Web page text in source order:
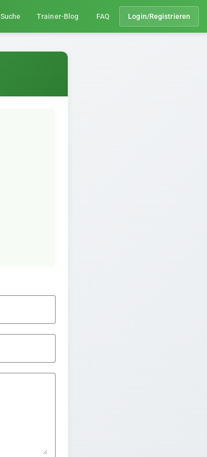
Suche Trainer-Blog FAQ Login/Registrieren